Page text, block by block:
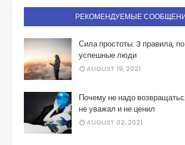
РЕКОМЕНДУЕМЫЕ
Сила простоты: 3 правила,
успешные люди
AUGUST 19, 2021
Почему не надо
не уважал и не ценил
AUGUST 02, 2021